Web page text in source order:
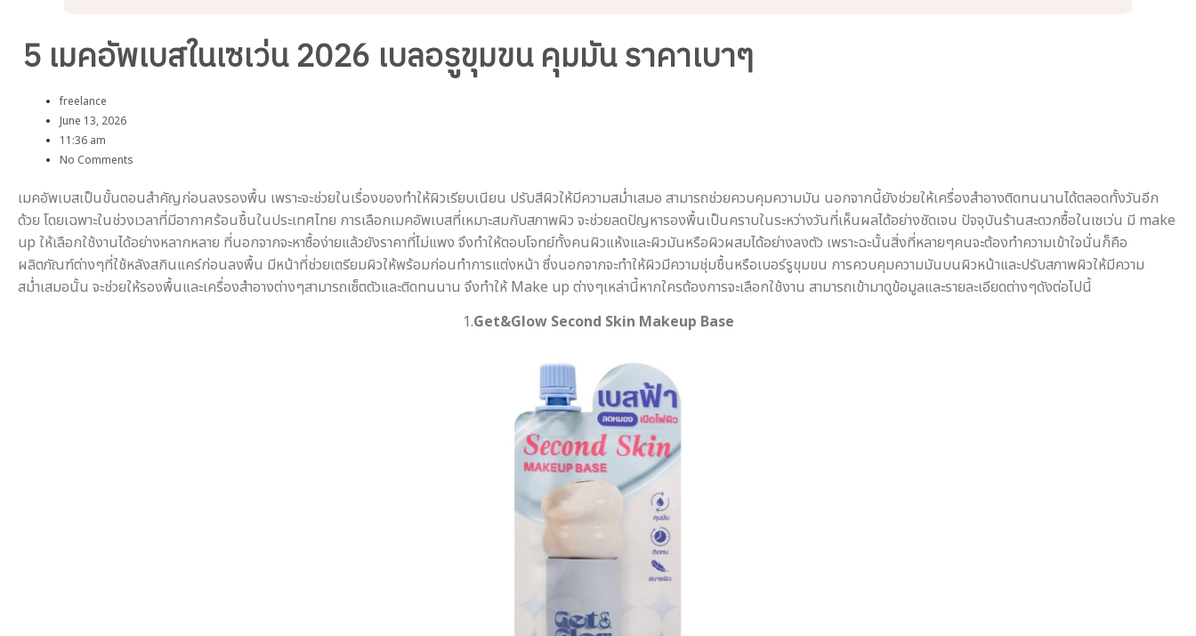
5 เมคอัพเบสในเซเว่น 2026 เบลอรูขุมขน คุมมัน ราคาเบาๆ
freelance
June 13, 2026
11:36 am
No Comments
เมคอัพเบสเป็นขั้นตอนสำคัญก่อนลงรองพื้น เพราะจะช่วยในเรื่องของทำให้ผิวเรียบเนียน ปรับสีผิวให้มีความสม่ำเสมอ สามารถช่วยควบคุมความมัน นอกจากนี้ยังช่วยให้เครื่องสำอางติดทนนานได้ตลอดทั้งวันอีก
ด้วย โดยเฉพาะในช่วงเวลาที่มีอากาศร้อนชื้นในประเทศไทย การเลือกเมคอัพเบสที่เหมาะสมกับสภาพผิว จะช่วยลดปัญหารองพื้นเป็นคราบในระหว่างวันที่เห็นผลได้อย่างชัดเจน ปัจจุบันร้านสะดวกซื้อในเซเว่น มี make
up ให้เลือกใช้งานได้อย่างหลากหลาย ที่นอกจากจะหาซื้อง่ายแล้วยังราคาที่ไม่แพง จึงทำให้ตอบโจทย์ทั้งคนผิวแห้งและผิวมันหรือผิวผสมได้อย่างลงตัว เพราะฉะนั้นสิ่งที่หลายๆคนจะต้องทำความเข้าใจนั่นก็คือ
ผลิตภัณฑ์ต่างๆที่ใช้หลังสกินแคร์ก่อนลงพื้น มีหน้าที่ช่วยเตรียมผิวให้พร้อมก่อนทำการแต่งหน้า ซึ่งนอกจากจะทำให้ผิวมีความชุ่มชื้นหรือเบอร์รูขุมขน การควบคุมความมันบนผิวหน้าและปรับสภาพผิวให้มีความ
สม่ำเสมอนั้น จะช่วยให้รองพื้นและเครื่องสำอางต่างๆสามารถเซ็ตตัวและติดทนนาน จึงทำให้ Make up ต่างๆเหล่านี้หากใครต้องการจะเลือกใช้งาน สามารถเข้ามาดูข้อมูลและรายละเอียดต่างๆดังต่อไปนี้
1.Get&Glow Second Skin Makeup Base